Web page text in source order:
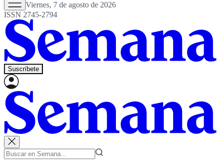
Viernes, 7 de agosto de 2026
ISSN 2745-2794
Suscríbete